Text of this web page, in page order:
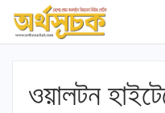
ওয়ালটন